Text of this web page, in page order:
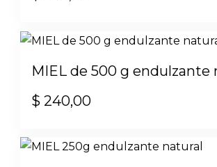
MIEL de 500 g endulzante
$ 240,00